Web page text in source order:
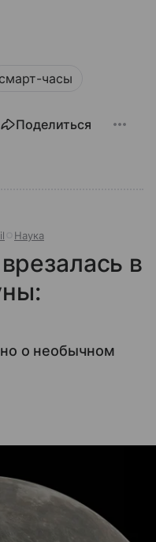
смарт-часы
Поделиться
Наука
в
о необычном